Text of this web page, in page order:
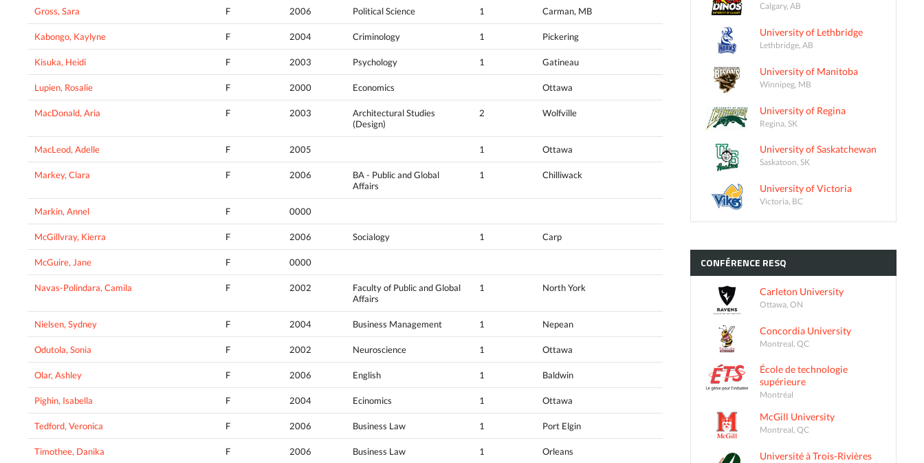
Gross, Sara F 2006 Political Science 1 Carman, MB
Kabongo, Kaylyne F 2004 Criminology 1 Pickering
Kisuka, Heidi F 2003 Psychology 1 Gatineau
Lupien, Rosalie F 2000 Economics Ottawa
MacDonald, Aria F 2003
Architectural Studies
(Design)
2 Wolfville
MacLeod, Adelle F 2005 1 Ottawa
Markey, Clara F 2006
BA - Public and Global
Affairs
1 Chilliwack
Markin, Annel F 0000
McGillvray, Kierra F 2006 Socialogy 1 Carp
McGuire, Jane F 0000
Navas-Polindara, Camila F 2002
Faculty of Public and Global
Affairs
1 North York
Nielsen, Sydney F 2004 Business Management 1 Nepean
Odutola, Sonia F 2002 Neuroscience 1 Ottawa
Olar, Ashley F 2006 English 1 Baldwin
Pighin, Isabella F 2004 Ecinomics 1 Ottawa
Tedford, Veronica F 2006 Business Law 1 Port Elgin
Timothee, Danika F 2006 Business Law 1 Orleans
Calgary, AB
University of Lethbridge
Lethbridge, AB
University of Manitoba
Winnipeg, MB
University of Regina
Regina, SK
University of Saskatchewan
Saskatoon, SK
University of Victoria
Victoria, BC
CONFÉRENCE RESQ
Carleton University
Ottawa, ON
Concordia University
Montreal, QC
École de technologie
supérieure
Montréal
McGill University
Montreal, QC
Université à Trois-Rivières